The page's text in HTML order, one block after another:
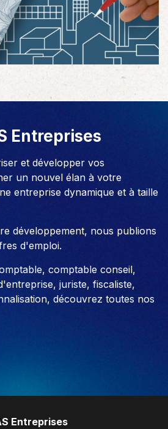
Entreprises
et développer vos
un nouvel élan à votre
entreprise dynamique et à taille
développement, nous publions
d'emploi.
comptable conseil,
juriste, fiscaliste,
découvrez toutes nos
Entreprises